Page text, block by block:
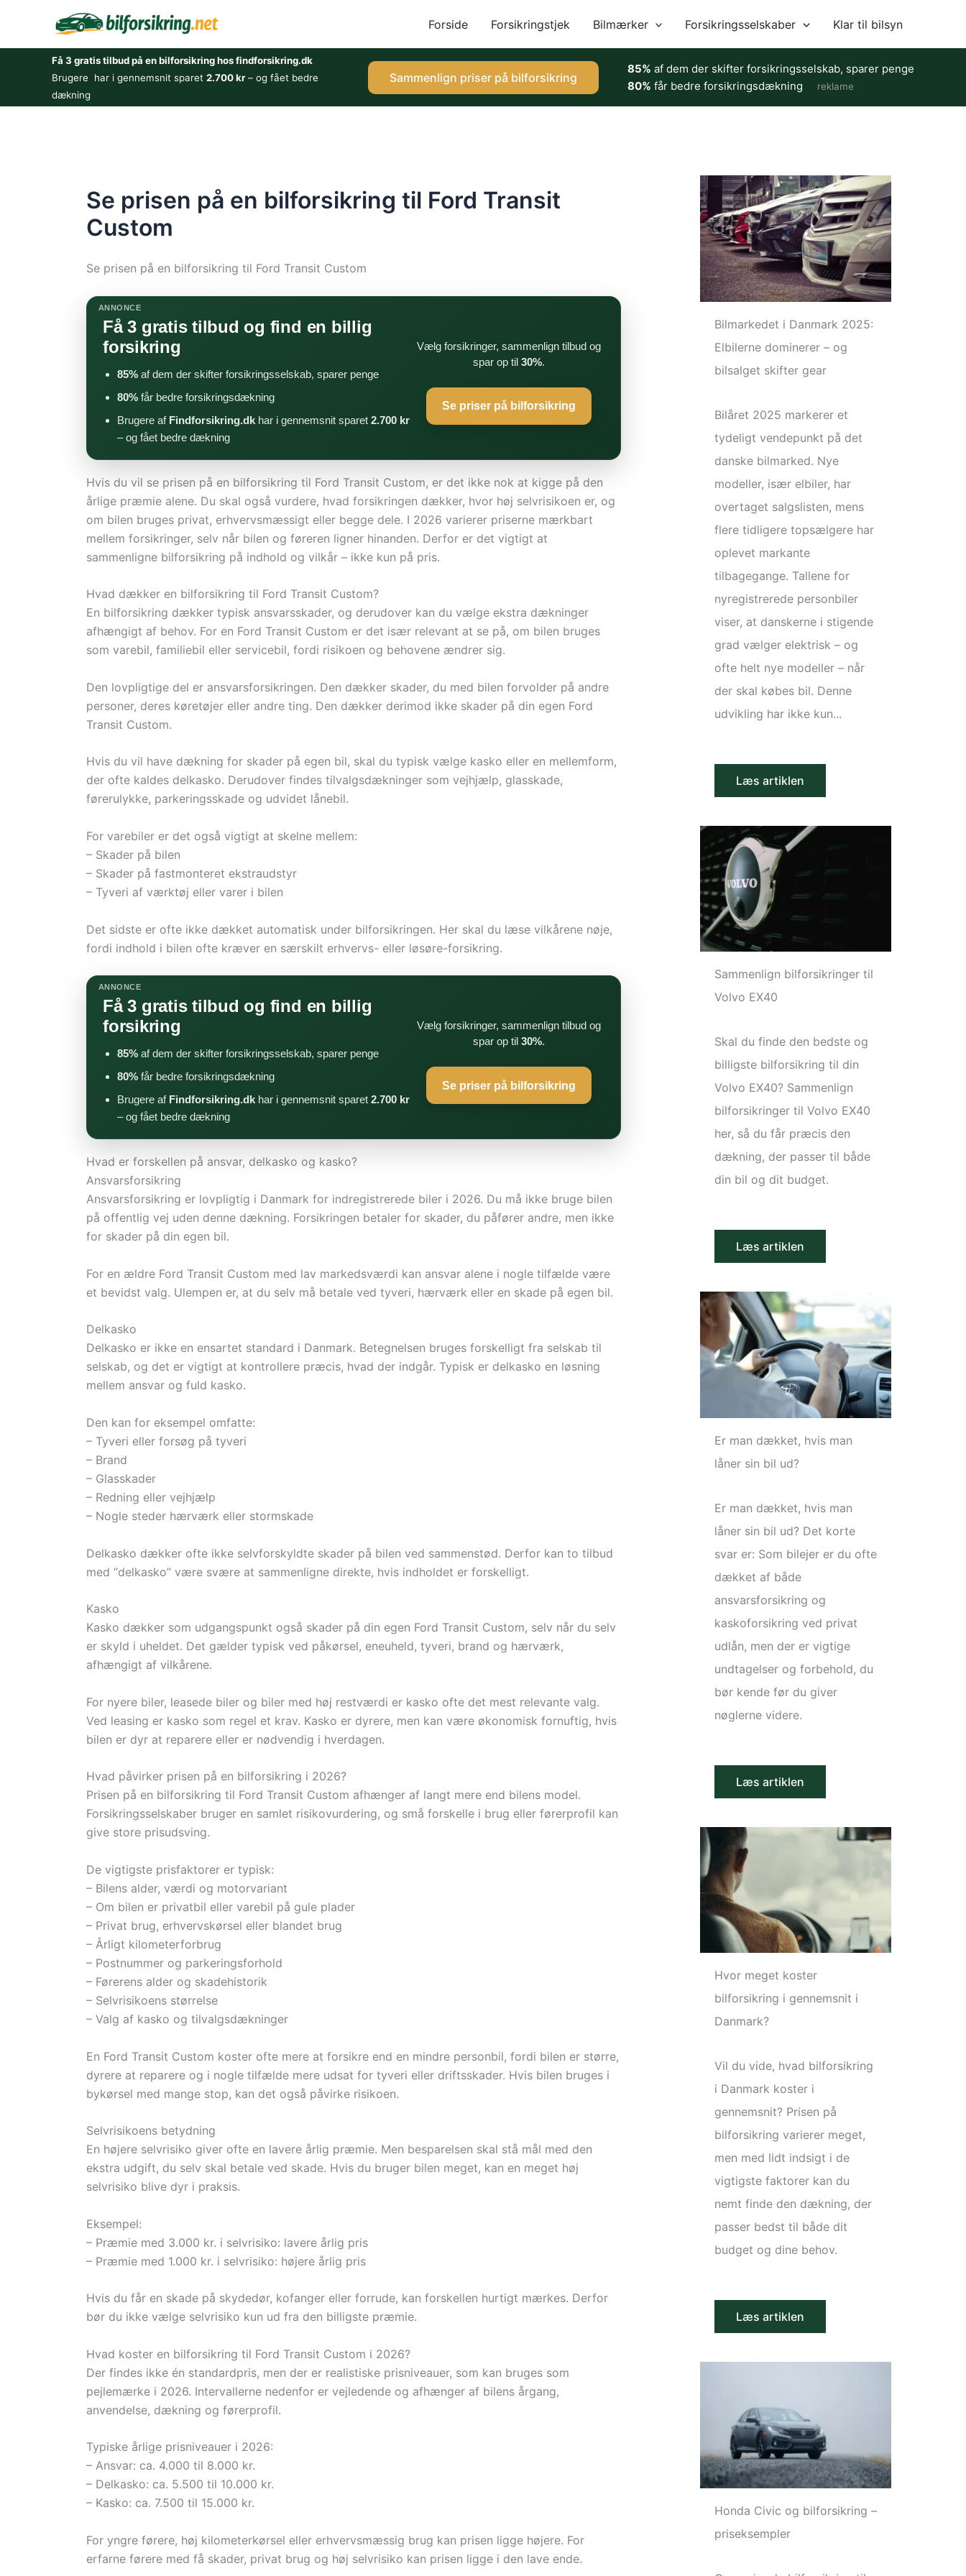
indholdet
Forside Forsikringstjek Bilmærker Forsikringsselskaber Klar til bilsyn
Få 3 gratis tilbud på en bilforsikring hos findforsikring.dk
Brugere har i gennemsnit sparet 2.700 kr– og fået bedre
dækning
Sammenlign priser på bilforsikring
85% af dem der skifter forsikringsselskab, sparer penge
80% får bedre forsikringsdækning reklame
Se prisen på en bilforsikring til Ford Transit
Custom
Se prisen på en bilforsikring til Ford Transit Custom
ANNONCE
Få 3 gratis tilbud og find en billig
forsikring
85% af dem der skifter forsikringsselskab, sparer penge
80% får bedre forsikringsdækning
Brugere af Findforsikring.dk har i gennemsnit sparet 2.700 kr
– og fået bedre dækning
Vælg forsikringer, sammenlign tilbud og
spar op til30%.
Se priser på bilforsikring
Hvis du vil se prisen på en bilforsikring til Ford Transit Custom, er det ikke nok at kigge på den
årlige præmie alene. Du skal også vurdere, hvad forsikringen dækker, hvor høj selvrisikoen er, og
om bilen bruges privat, erhvervsmæssigt eller begge dele. I 2026 varierer priserne mærkbart
mellem forsikringer, selv når bilen og føreren ligner hinanden. Derfor er det vigtigt at
sammenligne bilforsikring på indhold og vilkår – ikke kun på pris.
Hvad dækker en bilforsikring til Ford Transit Custom?
En bilforsikring dækker typisk ansvarsskader, og derudover kan du vælge ekstra dækninger
afhængigt af behov. For en Ford Transit Custom er det især relevant at se på, om bilen bruges
som varebil, familiebil eller servicebil, fordi risikoen og behovene ændrer sig.
Den lovpligtige del er ansvarsforsikringen. Den dækker skader, du med bilen forvolder på andre
personer, deres køretøjer eller andre ting. Den dækker derimod ikke skader på din egen Ford
Transit Custom.
Hvis du vil have dækning for skader på egen bil, skal du typisk vælge kasko eller en mellemform,
der ofte kaldes delkasko. Derudover findes tilvalgsdækninger som vejhjælp, glasskade,
førerulykke, parkeringsskade og udvidet lånebil.
For varebiler er det også vigtigt at skelne mellem:
– Skader på bilen
– Skader på fastmonteret ekstraudstyr
– Tyveri af værktøj eller varer i bilen
Det sidste er ofte ikke dækket automatisk under bilforsikringen. Her skal du læse vilkårene nøje,
fordi indhold i bilen ofte kræver en særskilt erhvervs- eller løsøre-forsikring.
ANNONCE
Få 3 gratis tilbud og find en billig
forsikring
85% af dem der skifter forsikringsselskab, sparer penge
80% får bedre forsikringsdækning
Brugere af Findforsikring.dk har i gennemsnit sparet 2.700 kr
– og fået bedre dækning
Vælg forsikringer, sammenlign tilbud og
spar op til30%.
Se priser på bilforsikring
Hvad er forskellen på ansvar, delkasko og kasko?
Ansvarsforsikring
Ansvarsforsikring er lovpligtig i Danmark for indregistrerede biler i 2026. Du må ikke bruge bilen
på offentlig vej uden denne dækning. Forsikringen betaler for skader, du påfører andre, men ikke
for skader på din egen bil.
For en ældre Ford Transit Custom med lav markedsværdi kan ansvar alene i nogle tilfælde være
et bevidst valg. Ulempen er, at du selv må betale ved tyveri, hærværk eller en skade på egen bil.
Delkasko
Delkasko er ikke en ensartet standard i Danmark. Betegnelsen bruges forskelligt fra selskab til
selskab, og det er vigtigt at kontrollere præcis, hvad der indgår. Typisk er delkasko en løsning
mellem ansvar og fuld kasko.
Den kan for eksempel omfatte:
– Tyveri eller forsøg på tyveri
– Brand
– Glasskader
– Redning eller vejhjælp
– Nogle steder hærværk eller stormskade
Delkasko dækker ofte ikke selvforskyldte skader på bilen ved sammenstød. Derfor kan to tilbud
med “delkasko” være svære at sammenligne direkte, hvis indholdet er forskelligt.
Kasko
Kasko dækker som udgangspunkt også skader på din egen Ford Transit Custom, selv når du selv
er skyld i uheldet. Det gælder typisk ved påkørsel, eneuheld, tyveri, brand og hærværk,
afhængigt af vilkårene.
For nyere biler, leasede biler og biler med høj restværdi er kasko ofte det mest relevante valg.
Ved leasing er kasko som regel et krav. Kasko er dyrere, men kan være økonomisk fornuftig, hvis
bilen er dyr at reparere eller er nødvendig i hverdagen.
Hvad påvirker prisen på en bilforsikring i 2026?
Prisen på en bilforsikring til Ford Transit Custom afhænger af langt mere end bilens model.
Forsikringsselskaber bruger en samlet risikovurdering, og små forskelle i brug eller førerprofil kan
give store prisudsving.
De vigtigste prisfaktorer er typisk:
– Bilens alder, værdi og motorvariant
– Om bilen er privatbil eller varebil på gule plader
– Privat brug, erhvervskørsel eller blandet brug
– Årligt kilometerforbrug
– Postnummer og parkeringsforhold
– Førerens alder og skadehistorik
– Selvrisikoens størrelse
– Valg af kasko og tilvalgsdækninger
En Ford Transit Custom koster ofte mere at forsikre end en mindre personbil, fordi bilen er større,
dyrere at reparere og i nogle tilfælde mere udsat for tyveri eller driftsskader. Hvis bilen bruges i
bykørsel med mange stop, kan det også påvirke risikoen.
Selvrisikoens betydning
En højere selvrisiko giver ofte en lavere årlig præmie. Men besparelsen skal stå mål med den
ekstra udgift, du selv skal betale ved skade. Hvis du bruger bilen meget, kan en meget høj
selvrisiko blive dyr i praksis.
Eksempel:
– Præmie med 3.000 kr. i selvrisiko: lavere årlig pris
– Præmie med 1.000 kr. i selvrisiko: højere årlig pris
Hvis du får en skade på skydedør, kofanger eller forrude, kan forskellen hurtigt mærkes. Derfor
bør du ikke vælge selvrisiko kun ud fra den billigste præmie.
Hvad koster en bilforsikring til Ford Transit Custom i 2026?
Der findes ikke én standardpris, men der er realistiske prisniveauer, som kan bruges som
pejlemærke i 2026. Intervallerne nedenfor er vejledende og afhænger af bilens årgang,
anvendelse, dækning og førerprofil.
Typiske årlige prisniveauer i 2026:
– Ansvar: ca. 4.000 til 8.000 kr.
– Delkasko: ca. 5.500 til 10.000 kr.
– Kasko: ca. 7.500 til 15.000 kr.
For yngre førere, høj kilometerkørsel eller erhvervsmæssig brug kan prisen ligge højere. For
erfarne førere med få skader, privat brug og høj selvrisiko kan prisen ligge i den lave ende.
Bilmarkedet i Danmark 2025:
Elbilerne dominerer – og
bilsalget skifter gear
Bilåret 2025 markerer et
tydeligt vendepunkt på det
danske bilmarked. Nye
modeller, især elbiler, har
overtaget salgslisten, mens
flere tidligere topsælgere har
oplevet markante
tilbagegange. Tallene for
nyregistrerede personbiler
viser, at danskerne i stigende
grad vælger elektrisk – og
ofte helt nye modeller – når
der skal købes bil. Denne
udvikling har ikke kun...
Læs artiklen
Sammenlign bilforsikringer til
Volvo EX40
Skal du finde den bedste og
billigste bilforsikring til din
Volvo EX40? Sammenlign
bilforsikringer til Volvo EX40
her, så du får præcis den
dækning, der passer til både
din bil og dit budget.
Læs artiklen
Er man dækket, hvis man
låner sin bil ud?
Er man dækket, hvis man
låner sin bil ud? Det korte
svar er: Som bilejer er du ofte
dækket af både
ansvarsforsikring og
kaskoforsikring ved privat
udlån, men der er vigtige
undtagelser og forbehold, du
bør kende før du giver
nøglerne videre.
Læs artiklen
Hvor meget koster
bilforsikring i gennemsnit i
Danmark?
Vil du vide, hvad bilforsikring
i Danmark koster i
gennemsnit? Prisen på
bilforsikring varierer meget,
men med lidt indsigt i de
vigtigste faktorer kan du
nemt finde den dækning, der
passer bedst til både dit
budget og dine behov.
Læs artiklen
Honda Civic og bilforsikring –
priseksempler